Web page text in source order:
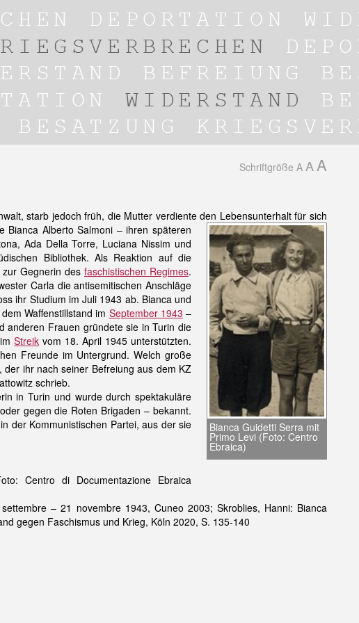
Schriftgröße A A A
starb jedoch früh, die Mutter verdiente den
Bianca Guidetti Serra mit
Primo Levi (Foto: Centro
Ebraica)
Lebensunterhalt für sich
Bianca Alberto Salmoni – ihren späteren
Ada Della Torre, Luciana Nissim und
Bibliothek. Als Reaktion auf die
Gegnerin des faschistischen Regimes.
Carla die antisemitischen Anschläge
ihr Studium im Juli 1943 ab. Bianca und
Waffenstillstand im September 1943 –
anderen Frauen gründete sie in Turin die
imStreik vom 18. April 1945 unterstützten.
Freunde im Untergrund. Welch große
ihr nach seiner Befreiung aus dem KZ
schrieb.
in Turin und wurde durch spektakuläre
gegen die Roten Brigaden – bekannt.
der Kommunistischen Partei, aus der sie
Centro di Documentazione Ebraica
– 21 novembre 1943, Cuneo 2003; Skroblies, Hanni: Bianca
gegen Faschismus und Krieg, Köln 2020, S. 135-140